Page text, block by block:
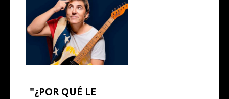
"¿POR QUÉ LE